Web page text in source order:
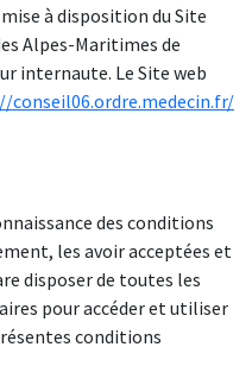
à disposition du Site
Alpes-Maritimes de
internaute. Le Site web
conseil06.ordre.medecin.fr/
des conditions
les avoir acceptées et
disposer de toutes les
pour accéder et utiliser
conditions